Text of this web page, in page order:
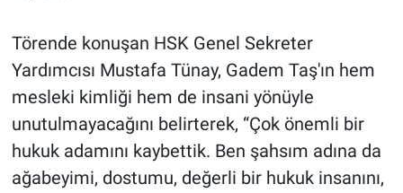
Törende konuşan HSK Genel Sekreter
Yardımcısı Mustafa Tünay, Gadem Taş'ın hem
mesleki kimliği hem de insani yönüyle
unutulmayacağını belirterek, “Çok önemli bir
hukuk adamını kaybettik. Ben şahsım adına da
ağabeyimi, dostumu, değerli bir hukuk insanını,